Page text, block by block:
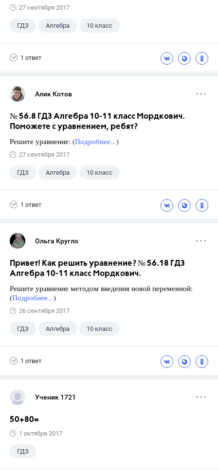
27 сентября 2017
ГДЗ Алгебра 10 класс
1 ответ
Алик Котов
№ 56.8 ГДЗ Алгебра 10-11 класс Мордкович.
Поможете с уравнением, ребят?
Решите уравнение: (Подробнее...)
27 сентября 2017
ГДЗ Алгебра 10 класс
1 ответ
Ольга Кругло
Привет! Как решить уравнение? № 56.18 ГДЗ
Алгебра 10-11 класс Мордкович.
Решите уравнение методом введения новой переменной:
(Подробнее...)
26 сентября 2017
ГДЗ Алгебра 10 класс
1 ответ
Ученик 1721
50+80=
1 октября 2017
ГДЗ